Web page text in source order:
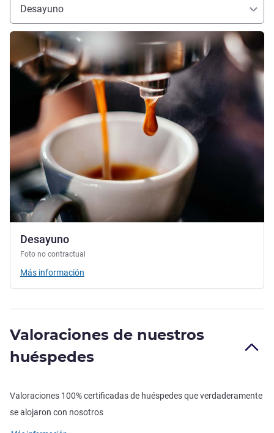
Desayuno
Desayuno
Foto no contractual
Más información
Más información
Valoraciones de nuestros
huéspedes
Valoraciones 100% certificadas de huéspedes que verdaderamente
se alojaron con nosotros